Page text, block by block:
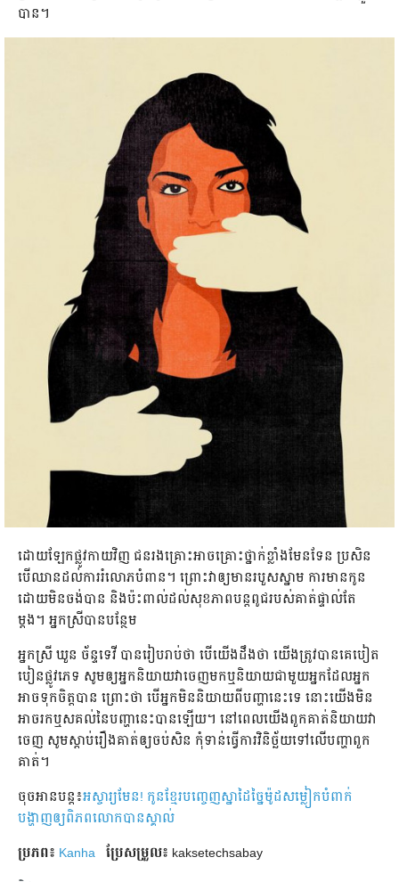
បាន។
​ដោយ​ឡែក​ផ្លូវ​កាយ​វិញ ជន​រង​គ្រោះ​អាច​គ្រោះ​ថ្នាក់​ខ្លាំង​មែនទែន ប្រសិន​
បើ​ឈាន​ដល់​ការ​រំលោភ​បំពាន។ ព្រោះ​វា​ឲ្យ​មាន​របួស​ស្នាម ការ​មាន​កូន​
ដោយ​មិន​ចង់​បាន និង​ប៉ះពាល់​ដល់​សុខភាព​បន្ត​ពូជ​របស់​គាត់​ផ្ទាល់​តែ
ម្ដង។ អ្នក​ស្រី​បាន​បន្ថែម
អ្នកស្រី ឃួន ច័ន្ទទេវី បាន​រៀប​រាប់​ថា បើ​យើង​ដឹង​ថា យើង​ត្រូវ​បាន​គេ​បៀត​
បៀន​ផ្លូវ​ភេទ ​សូម​ឲ្យ​អ្នក​និយាយ​វា​ចេញ​មក​ឬ​និយាយ​ជាមួយ​អ្នក​ដែល​អ្នក​
អាច​ទុក​ចិត្ត​បាន ព្រោះថា បើ​អ្នក​មិន​និយាយ​ពី​បញ្ហា​នេះ​ទេ នោះ​យើង​មិន​
អាច​រក​ឬ​ស​គល់​នៃ​បញ្ហា​នេះ​បាន​ឡើយ។​ នៅ​ពេល​យើង​ពួក​គាត់​និយាយ​វា​
ចេញ សូម​ស្ដាប់​រឿង​គាត់​ឲ្យ​ចប់​សិន កុំ​ទាន់​ធ្វើ​ការ​វិនិច្ឆ័យ​ទៅ​លើ​បញ្ហា​ពួក​
គាត់។​
ចុចអានបន្ត៖អស្ចារ្យមែន! កូនខ្មែរបញ្ចេញស្នាដៃច្នៃម៉ូដសម្លៀកបំពាក់
បង្ហាញឲ្យពិភពលោកបានស្គាល់
ប្រភព៖ Kanha ប្រែ​សម្រួល៖ kaksetechsabay